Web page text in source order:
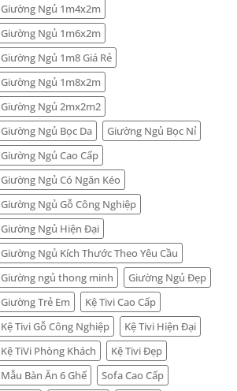
Giường Ngủ 1m4x2m
Giường Ngủ 1m6x2m
Giường Ngủ 1m8 Giá Rẻ
Giường Ngủ 1m8x2m
Giường Ngủ 2mx2m2
Giường Ngủ Bọc Da
Giường Ngủ Bọc Nỉ
Giường Ngủ Cao Cấp
Giường Ngủ Có Ngăn Kéo
Giường Ngủ Gỗ Công Nghiệp
Giường Ngủ Hiện Đại
Giường Ngủ Kích Thước Theo Yêu Cầu
Giường ngủ thong minh
Giường Ngủ Đẹp
Giường Trẻ Em
Kệ Tivi Cao Cấp
Kệ Tivi Gỗ Công Nghiệp
Kệ Tivi Hiện Đại
Kệ TiVi Phòng Khách
Kệ Tivi Đẹp
Mẫu Bàn Ăn 6 Ghế
Sofa Cao Cấp